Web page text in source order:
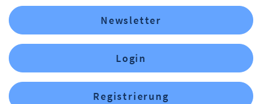
Newsletter
Login
Registrierung